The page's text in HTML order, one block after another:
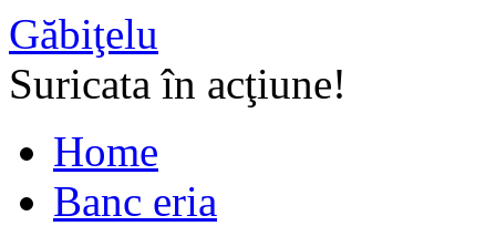
Găbiţelu
Suricata în acţiune!
Home
Banc eria